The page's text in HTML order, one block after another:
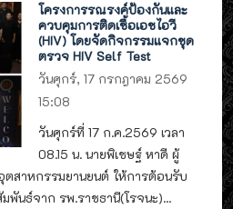
โครงการรณรงค์ป้องกันและ
ควบคุมการติดเชื้อเอชไอวี
(HIV) โดยจัดกิจกรรมแจกชุด
ตรวจ HIV Self Test
วันศุกร์, 17 กรกฎาคม 2569
15:08
วันศุกร์ที่ 17 ก.ค.2569 เวลา
08.15 น. นายพิเชษฐ์ หาดี ผู้
ตสาหกรรมยานยนต์ ให้การต้อนรับ
พันธ์จาก รพ.ราชธานี(โรจนะ)...